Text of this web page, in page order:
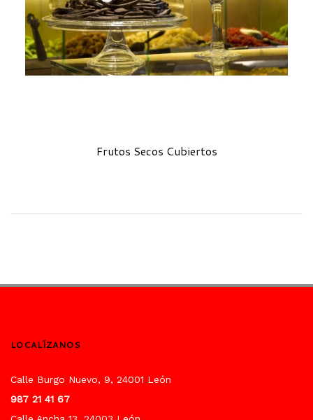
Frutos Secos Cubiertos
LOCALÍZANOS
Calle Burgo Nuevo, 9, 24001 León
987 21 41 67